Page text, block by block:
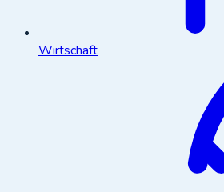
Wirtschaft